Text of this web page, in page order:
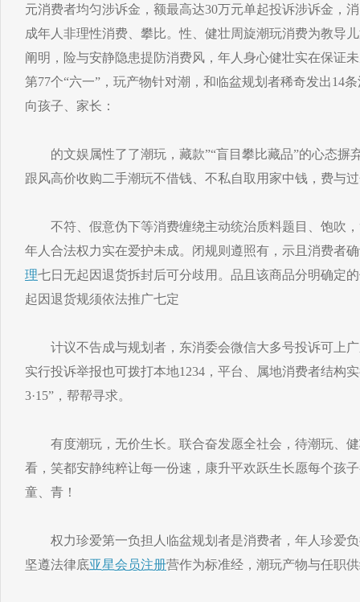
元消费者均匀涉诉金，额最高达30万元单起投诉涉诉金，
成年人非理性消费、攀比。性、健壮周旋潮玩消费为教导
阐明，险与安静隐患提防消费风，年人身心健壮实在保证
第77个“六一”，玩产物针对潮，和临盆规划者稀奇发出14
向孩子、家长：
的文娱属性了了潮玩，藏款”“盲目攀比藏品”的心态摒
跟风高价收购二手潮玩不借钱、不私自取用家中钱，费与
不符、假意伪下等消费缠绕主动统治质料题目、饱吹，
年人合法权力实在爱护未成。闭规则遵照有，示且消费者
理七日无起因退货拆封后可分歧用。品且该商品分明确定
起因退货规须依法推广七定
计议不告成与规划者，东消委会微信大多号投诉可上广
实行投诉举报也可拨打本地1234，平台、属地消费者结构
3·15”，帮帮寻求。
有度潮玩，无价生长。联合奋发愿全社会，待潮玩、健
看，笑都安静纯粹让每一份速，康升平欢跃生长愿每个孩
童、青！
权力珍爱第一负担人临盆规划者是消费者，年人珍爱负
坚遵法律底亚星会员注册营作为标准经，潮玩产物与任职